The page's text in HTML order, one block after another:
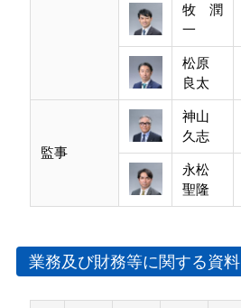
牧 潤
一
松原
良太
監事
神山
久志
永松
聖隆
業務及び財務等に関する資料